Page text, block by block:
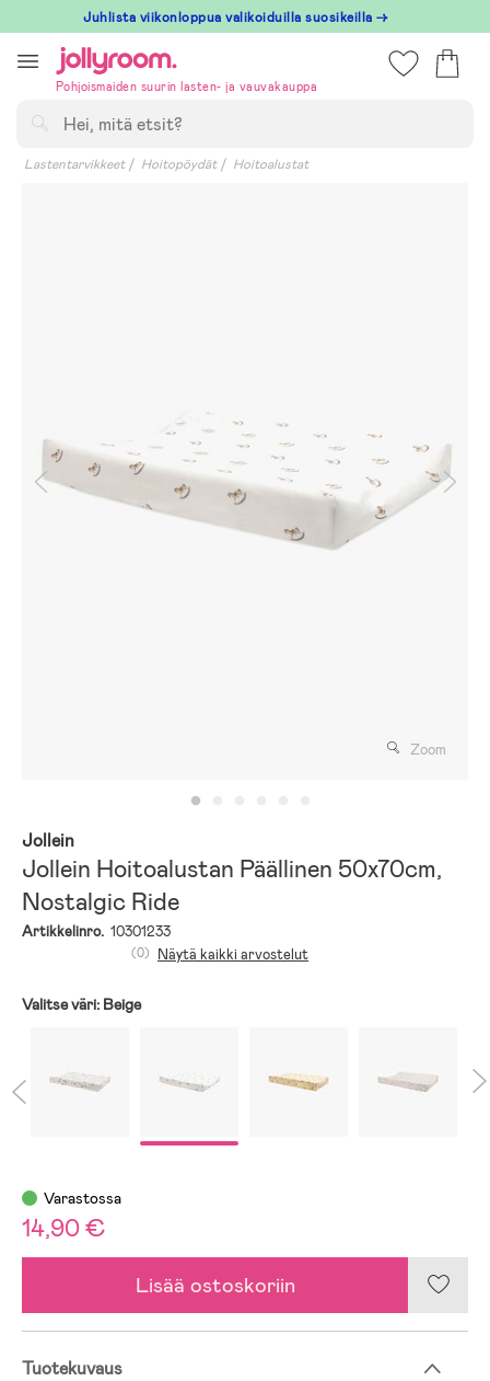
till
innehållet
Juhlista viikonloppua valikoiduilla suosikeilla →
Pohjoismaiden suurin lasten- ja vauvakauppa
Lastentarvikkeet Hoitopöydät Hoitoalustat
Zoom
Jollein
Jollein Hoitoalustan Päällinen 50x70cm,
Nostalgic Ride
Artikkelinro. 10301233
(0) Näytä kaikki arvostelut
Valitse väri: Beige
Varastossa
14,90 €
Lisää ostoskoriin
Tuotekuvaus